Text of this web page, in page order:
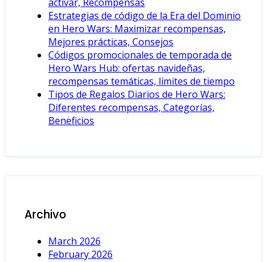
Estrategias de código de la Era del Dominio
en Hero Wars: Maximizar recompensas,
Mejores prácticas, Consejos
Códigos promocionales de temporada de
Hero Wars Hub: ofertas navideñas,
recompensas temáticas, límites de tiempo
Tipos de Regalos Diarios de Hero Wars:
Diferentes recompensas, Categorías,
Beneficios
Archivo
March 2026
February 2026